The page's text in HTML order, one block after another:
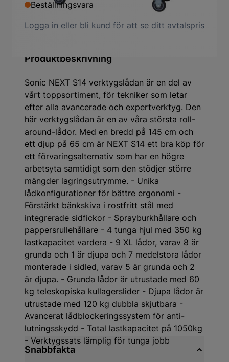
Beställningsvara
Logga in eller bli kund för att se ditt avtalspris
Produktbeskrivning
Sonic NEXT S14 verktygslådan är en del av
vårt toppsortiment, för tekniker som letar
efter alla avancerade och expertverktyg. Den
här verktygslådan är en av våra största roll-
around-lådor. Med en bredd på 145 cm och
ett djup på 65 cm är NEXT S14 ett bra köp för
ett förvaringsalternativ som har en högre
arbetsyta samtidigt som den stödjer större
mängder lagringsutrymme. - Unika
lådkonfigurationer för bättre ergonomi -
Förstärkt bänkskiva i rostfritt stål med
integrerade sidfickor - Sprayburkhållare och
pappersrullehållare - 4 tunga hjul med 350 kg
lastkapacitet vardera - 9 XL lådor, varav 8 är
grunda och 1 är djupa och 7 medelstora lådor
monterade i sidled, varav 5 är grunda och 2
är djupa. - Grunda lådor är utrustade med 60
kg teleskopiska kullagerslider - Djupa lådor är
utrustade med 120 kg dubbla skjutbara -
Avancerat lådblockeringssystem för anti-
lutningsskydd - Total lastkapacitet på 1050kg
- Verktygssats lämplig för tunga jobb
Snabbfakta